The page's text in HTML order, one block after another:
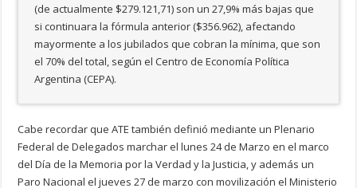
(de actualmente $279.121,71) son un 27,9% más bajas que
si continuara la fórmula anterior ($356.962), afectando
mayormente a los jubilados que cobran la mínima, que son
el 70% del total, según el Centro de Economía Política
Argentina (CEPA).
Cabe recordar que ATE también definió mediante un Plenario
Federal de Delegados marchar el lunes 24 de Marzo en el marco
del Día de la Memoria por la Verdad y la Justicia, y además un
Paro Nacional el jueves 27 de marzo con movilización el Ministerio